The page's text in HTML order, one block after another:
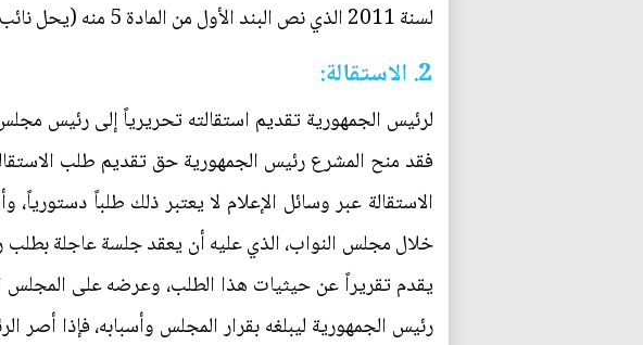
لسنة 2011 الذي نص البند الأول من المادة 5 منه (يحل نائب رئيس الجمهورية محل الرئيس عند غيابه).
2. الاستقالة:
فقد منح المشرع رئيس الجمهورية حق تقديم طلب
الاستقالة عبر وسائل الإعلام لا يعتبر ذلك طلباً
خلال مجلس النواب، الذي عليه أن يعقد جلسة عاجلة
يقدم تقريراً عن حيثيات هذا الطلب، وعرضه على المجلس
رئيس الجمهورية ليبلغه بقرار المجلس وأسبابه، فإذا